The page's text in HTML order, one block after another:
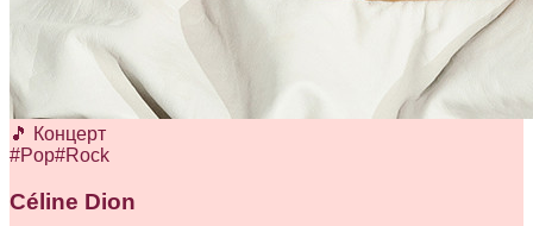
🎵 Концерт
#Pop#Rock
Céline Dion